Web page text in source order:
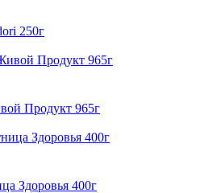
250г
Продукт 965г
Здоровья 400г